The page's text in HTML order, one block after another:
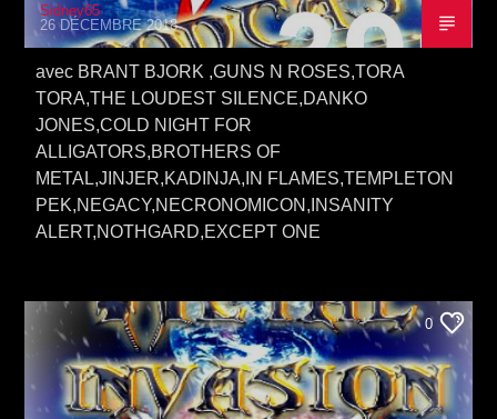
Sidney65
26 DÉCEMBRE 2018
avec BRANT BJORK ,GUNS N ROSES,TORA
TORA,THE LOUDEST SILENCE,DANKO
JONES,COLD NIGHT FOR
ALLIGATORS,BROTHERS OF
METAL,JINJER,KADINJA,IN FLAMES,TEMPLETON
PEK,NEGACY,NECRONOMICON,INSANITY
ALERT,NOTHGARD,EXCEPT ONE
0